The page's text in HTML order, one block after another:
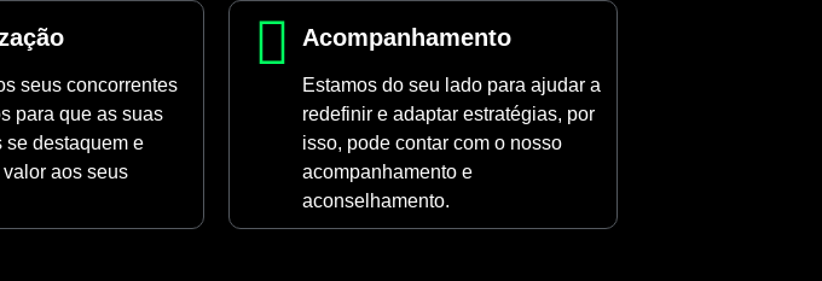
seus concorrentes
para que as suas
se destaquem e
aos seus
Acompanhamento
Estamos do seu lado para ajudar a
redefinir e adaptar estratégias, por
isso, pode contar com o nosso
acompanhamento e
aconselhamento.